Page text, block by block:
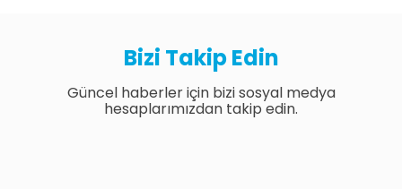
Bizi Takip Edin
Güncel haberler için bizi sosyal medya
hesaplarımızdan takip edin.